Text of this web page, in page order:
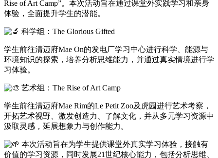
Rise of Art Camp”。本次活动旨在通过课堂外实践学习和亲身
体验，全面提升学生的潜能。
科学组：The Glorious Gifted
学生前往清迈府Mae On的发电厂学习中心进行科学、能源与
环境知识的探索，培养分析思维能力，并通过真实情境进行学
习体验。
艺术组：The Rise of Art Camp
学生前往清迈府Mae Rim的Le Petit Zoo及虎园进行艺术考察，
开拓艺术视野、激发创造力、了解文化，并从多元学习资源中
汲取灵感，延展想象力与创作能力。
本次活动旨在为学生提供课堂外真实学习体验，接触有
价值的学习资源，同时发展21世纪核心能力，包括分析思维、